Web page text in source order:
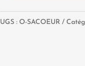
L'Oracle
UGS :O-SACOEUR